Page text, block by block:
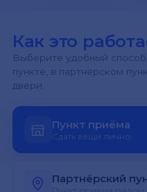
Как это
Выберите удобный
пункте, в партнёрском
двери.
Пункт приёма
Сдать вещи лично
Партнёрский